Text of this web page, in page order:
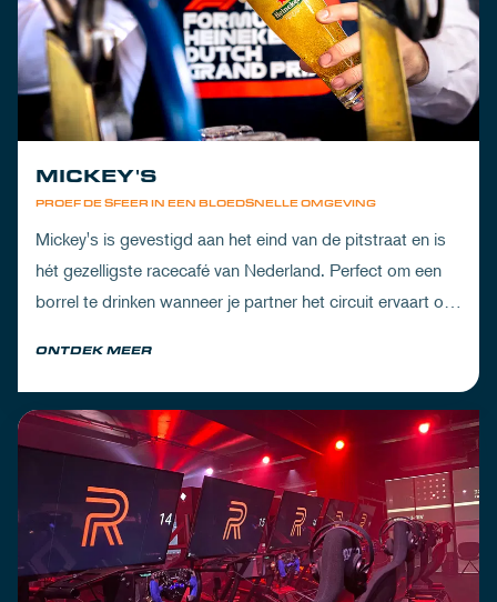
PROEF DE SFEER IN EEN BLOEDSNELLE OMGEVING
MICKEY'S
Mickey's is gevestigd aan het eind van de pitstraat en is
hét gezelligste racecafé van Nederland. Perfect om een
borrel te drinken wanneer je partner het circuit ervaart of
ONTDEK MEER